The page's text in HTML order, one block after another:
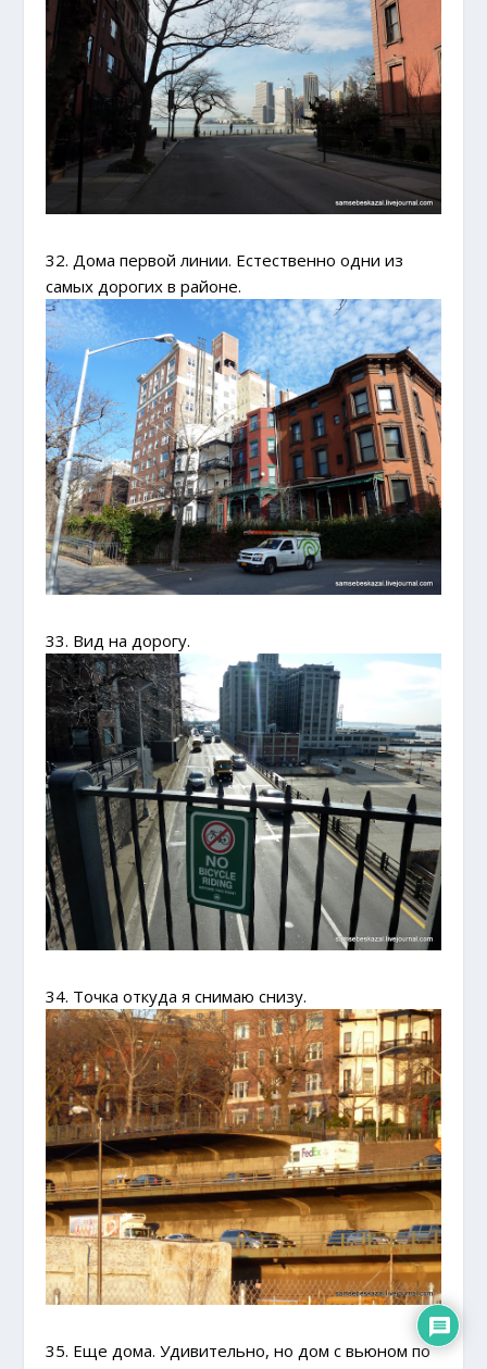
32. Дома первой линии. Естественно одни из
самых дорогих в районе.
33. Вид на дорогу.
34. Точка откуда я снимаю снизу.
35. Еще дома. Удивительно, но дом с вьюном по